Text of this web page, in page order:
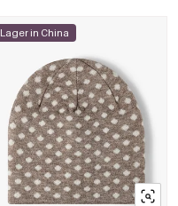
Lager in China